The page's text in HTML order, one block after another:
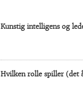
Kunstig intelligens og
Hvilken rolle spiller (det